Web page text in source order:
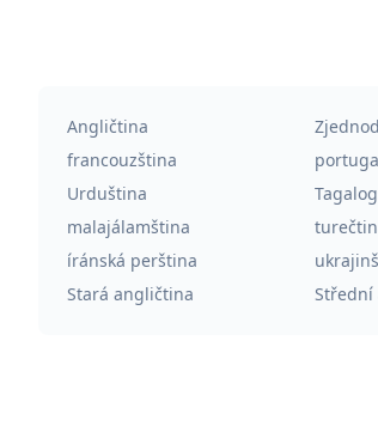
Angličtina
francouzština
Urduština
malajálamština
íránská perština
Stará angličtina